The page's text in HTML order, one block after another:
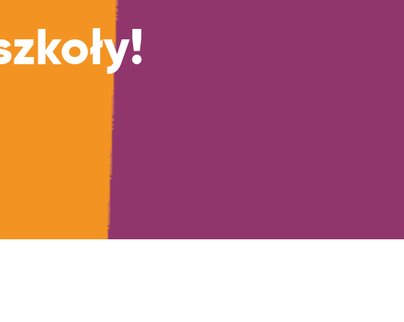
i pozostań z nim kontakcie
Wiatraczek dla Życia
Uratuj dziecko cierpiące z powodu
głodu i wspieraj edukację rodziców